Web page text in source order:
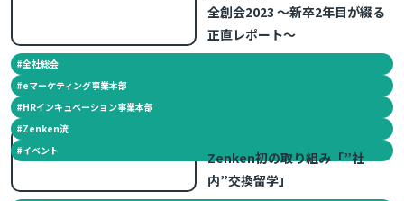
全創会2023 ～新卒2年目が綴る
正直レポート～
#全社総会
#eマーケティング事業本部
#HRインキュベーション事業本部
#Zenken流
#イベント
Zenken初の取り組み「”社
内”交換留学」